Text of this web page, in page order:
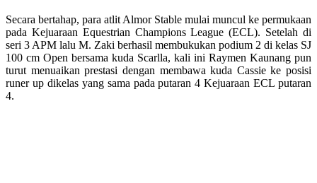
Secara bertahap, para atlit Almor Stable mulai muncul ke permukaan
pada Kejuaraan Equestrian Champions League (ECL). Setelah di
seri 3 APM lalu M. Zaki berhasil membukukan podium 2 di kelas SJ
100 cm Open bersama kuda Scarlla, kali ini Raymen Kaunang pun
turut menuaikan prestasi dengan membawa kuda Cassie ke posisi
runer up dikelas yang sama pada putaran 4 Kejuaraan ECL putaran
4.